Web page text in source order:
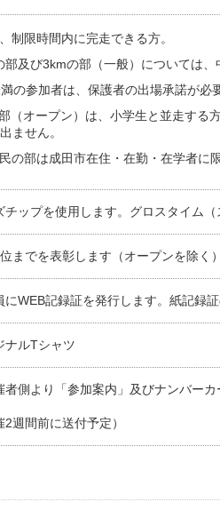
制限時間内に完走できる方。
部及び3kmの部（一般）については、
の参加者は、保護者の出場承諾が必
（オープン）は、小学生と並走する
ません。
の部は成田市在住・在勤・在学者に
チップを使用します。グロスタイム
までを表彰します（オープンを除く
にWEB記録証を発行します。紙記録
ナルTシャツ
者側より「参加案内」及びナンバー
2週間前に送付予定）